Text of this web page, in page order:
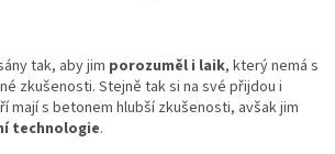
tak, aby jim porozuměl i laik, který nemá s
zkušenosti. Stejně tak si na své přijdou i
mají s betonem hlubší zkušenosti, avšak jim
technologie.